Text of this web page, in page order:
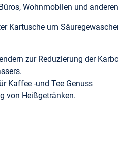
Wohnmobilen und
Kartusche um
zur Reduzierung der
Kaffee -und Tee Genuss
von Heißgetränken.